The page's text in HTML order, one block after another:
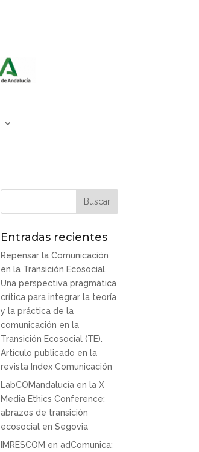
Entradas recientes
Repensar la Comunicación
en la Transición Ecosocial.
Una perspectiva pragmática
crítica para integrar la teoría
y la práctica de la
comunicación en la
Transición Ecosocial (TE).
Artículo publicado en la
revista Index Comunicación
LabCOMandalucía en la X
Media Ethics Conference:
abrazos de transición
ecosocial en Segovia
IMRESCOM en adComunica: